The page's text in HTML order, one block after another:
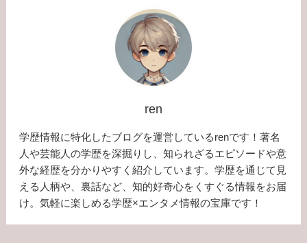
ren
学歴情報に特化したブログを運営しているrenです！著名
人や芸能人の学歴を深掘りし、知られざるエピソードや意
外な経歴を分かりやすく紹介しています。学歴を通じて見
える人柄や、裏話など、知的好奇心をくすぐる情報をお届
け。気軽に楽しめる学歴×エンタメ情報の宝庫です！